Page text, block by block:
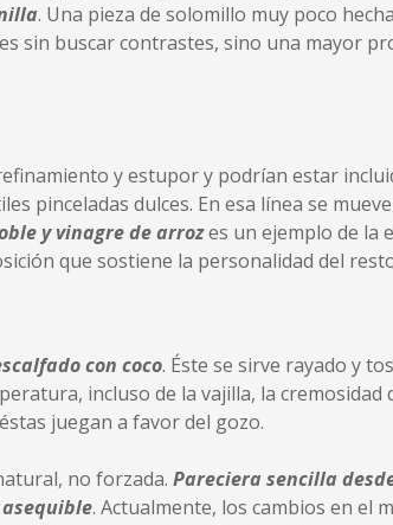
. Una pieza de solomillo muy poco
sin buscar contrastes, sino una mayor
y estupor y podrían estar
pinceladas dulces. En esa línea se
y vinagre de arrozes un ejemplo de la
que sostiene la personalidad del
con coco. Éste se sirve rayado y
incluso de la vajilla, la
juegan a favor del gozo.
no forzada. Pareciera sencilla
. Actualmente, los cambios en el